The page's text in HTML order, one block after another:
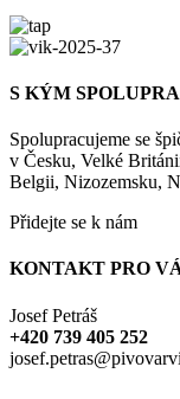
S KÝM
Spolupracujeme se
v Česku, Velké
Belgii, Nizozemsku,
Přidejte se k nám
KONTAKT PRO
Josef Petráš
+420 739 405 252